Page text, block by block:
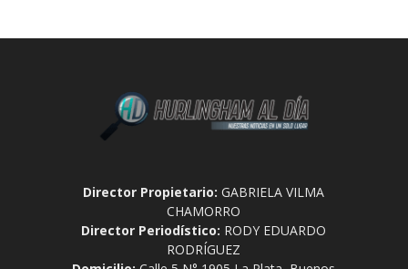
Director Propietario: GABRIELA VILMA
CHAMORRO
Director Periodístico: RODY EDUARDO
RODRÍGUEZ